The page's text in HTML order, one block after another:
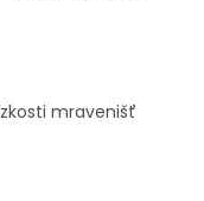
mravenišť